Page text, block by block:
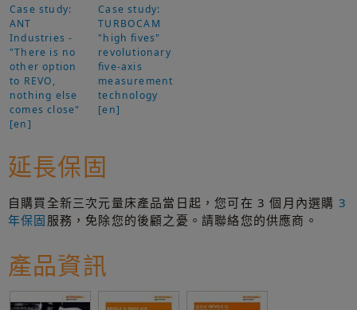
Case study:
ANT
Industries -
"There is no
other option
to REVO,
nothing else
comes close"
[en]
Case study:
TURBOCAM
"high fives"
revolutionary
five-axis
measurement
technology
[en]
延長保固
自購買全新三次元量床產品當日起，您可在 3 個月內選購 3
年保固 服務，免除您的後顧之憂。請聯絡您的供應商。
產品資訊